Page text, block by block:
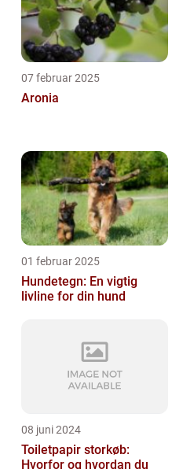
07 februar 2025
Aronia
01 februar 2025
Hundetegn: En vigtig
livline for din hund
08 juni 2024
Toiletpapir storkøb:
Hvorfor og hvordan du